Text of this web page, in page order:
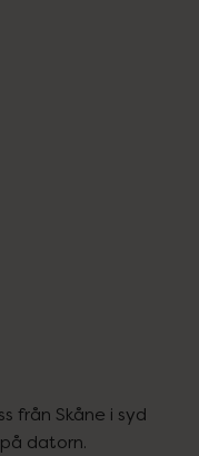
från Skåne i syd
datorn.